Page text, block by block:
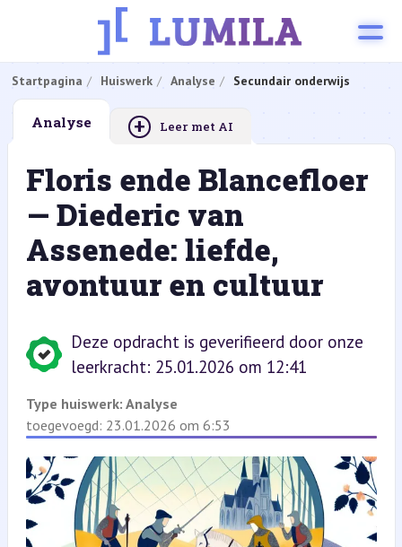
Startpagina Huiswerk Analyse Secundair onderwijs
Analyse + Leer met AI
Floris ende Blancefloer
— Diederic van
Assenede: liefde,
avontuur en cultuur
Deze opdracht is geverifieerd door onze
leerkracht: 25.01.2026 om 12:41
Type huiswerk: Analyse
toegevoegd: 23.01.2026 om 6:53